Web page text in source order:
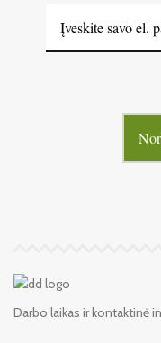
Darbo laikas ir kontaktinė